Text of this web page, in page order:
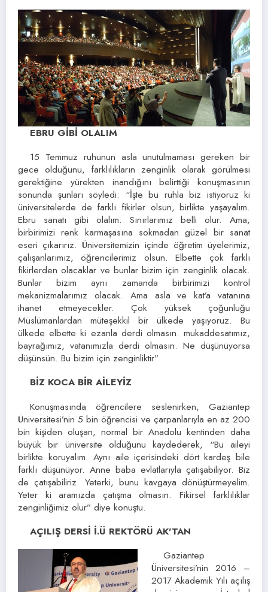
EBRU GİBİ OLALIM
15 Temmuz ruhunun asla unutulmaması gereken bir
gece olduğunu, farklılıkların zenginlik olarak görülmesi
gerektiğine yürekten inandığını belirttiği konuşmasının
sonunda şunları söyledi: “İşte bu ruhla biz istiyoruz ki
üniversitelerde de farklı fikirler olsun, birlikte yaşayalım.
Ebru sanatı gibi olalım. Sınırlarımız belli olur. Ama,
birbirimizi renk karmaşasına sokmadan güzel bir sanat
eseri çıkarırız. Üniversitemizin içinde öğretim üyelerimiz,
çalışanlarımız, öğrencilerimiz olsun. Elbette çok farklı
fikirlerden olacaklar ve bunlar bizim için zenginlik olacak.
Bunlar bizim aynı zamanda birbirimizi kontrol
mekanizmalarımız olacak. Ama asla ve kat’a vatanına
ihanet etmeyecekler. Çok yüksek çoğunluğu
Müslümanlardan müteşekkil bir ülkede yaşıyoruz. Bu
ülkede elbette ki ezanla derdi olmasın. mukaddesatımız,
bayrağımız, vatanımızla derdi olmasın. Ne düşünüyorsa
düşünsün. Bu bizim için zenginliktir”
BİZ KOCA BİR AİLEYİZ
Konuşmasında öğrencilere seslenirken, Gaziantep
Üniversitesi’nin 5 bin öğrencisi ve çarpanlarıyla en az 200
bin kişiden oluşan, normal bir Anadolu kentinden daha
büyük bir üniversite olduğunu kaydederek, “Bu aileyi
birlikte koruyalım. Aynı aile içerisindeki dört kardeş bile
farklı düşünüyor. Anne baba evlatlarıyla çatışabiliyor. Biz
de çatışabiliriz. Yeterki, bunu kavgaya dönüştürmeyelim.
Yeter ki aramızda çatışma olmasın. Fikirsel farklılıklar
zenginliğimiz olur” diye konuştu.
AÇILIŞ DERSİ İ.Ü REKTÖRÜ AK’TAN
Gaziantep
Üniversitesi’nin 2016 –
2017 Akademik Yılı açılış